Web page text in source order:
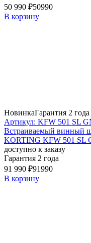
50 990 ₽50990
В корзину
НовинкаГарантия 2 года
Артикул: KFW 501 SL
Встраиваемый винный
KORTING KFW 501 SL
доступно к заказу
Гарантия 2 года
91 990 ₽91990
В корзину